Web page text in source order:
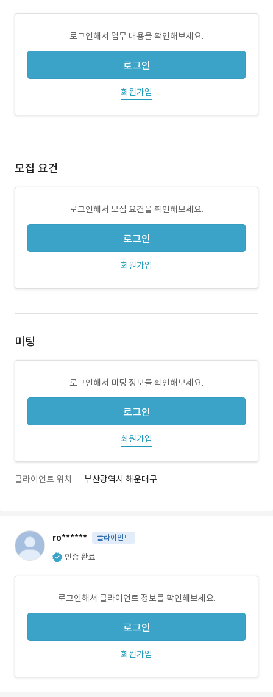
로그인해서 업무 내용을 확인해보세요.
로그인
회원가입
모집 요건
로그인해서 모집 요건을 확인해보세요.
로그인
회원가입
미팅
로그인해서 미팅 정보를 확인해보세요.
로그인
회원가입
클라이언트 위치 부산광역시 해운대구
ro****** 클라이언트
인증 완료
로그인해서 클라이언트 정보를 확인해보세요.
로그인
회원가입